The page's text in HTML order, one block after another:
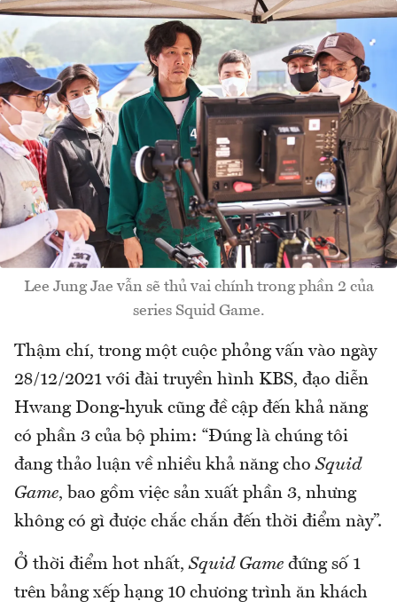
Lee Jung Jae vẫn sẽ thủ vai chính trong phần 2 của
series Squid Game.
Thậm chí, trong một cuộc phỏng vấn vào ngày
28/12/2021 với đài truyền hình KBS, đạo diễn
Hwang Dong-hyuk cũng đề cập đến khả năng
có phần 3 của bộ phim: “Đúng là chúng tôi
đang thảo luận về nhiều khả năng choSquid
Game, bao gồm việc sản xuất phần 3, nhưng
không có gì được chắc chắn đến thời điểm này”.
Ở thời điểm hot nhất,Squid Game đứng số 1
trên bảng xếp hạng 10 chương trình ăn khách